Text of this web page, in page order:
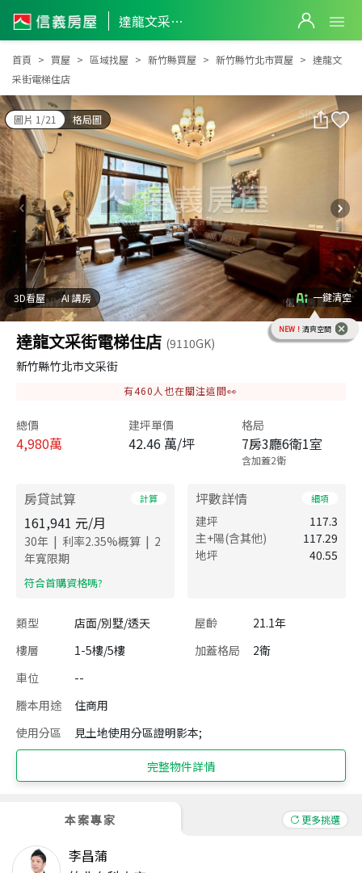
達龍文采街電梯住店
達龍文采街電梯住店
首頁 買屋 區域找屋 新竹縣買屋 新竹縣竹北市買屋
達龍文
采街電梯住店
圖片 1/21 格局圖
3D看屋 AI 講房 一鍵清空
NEW！ 清爽空間
達龍文采街電梯住店 (9110GK)
新竹縣竹北市文采街
有460 人也在關注這間👀
總價
4,980萬
建坪單價
42.46 萬/坪
格局
7房3廳6衛1室
含加蓋2衛
房貸試算 計算
161,941 元/月
30年 | 利率2.35%概算 | 2
年寬限期
​符合首購資格嗎?
坪數詳情 細項
建坪
117.3
主+陽(含其他)
117.29
地坪
40.55
類型 店面/別墅/透天 屋齡
21.1年
樓層
1-5樓/5樓 加蓋格局
2衛
車位
--
謄本用途
住商用
使用分區
見土地使用分區證明影本;
完整物件詳情
本案專家 更多挑選
李昌蒲